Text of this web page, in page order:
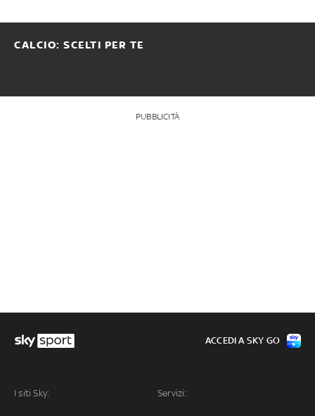
CALCIO: SCELTI PER TE
PUBBLICITÀ
I siti Sky: Servizi:
ACCEDI A SKY GO